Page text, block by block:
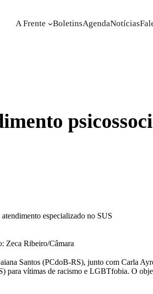
A Frente BoletinsAgendaNotícias
especializado no SUS
Zeca Ribeiro/Câmara
Santos (PCdoB-RS), junto com Carla
para vítimas de racismo e LGBTfobia. O